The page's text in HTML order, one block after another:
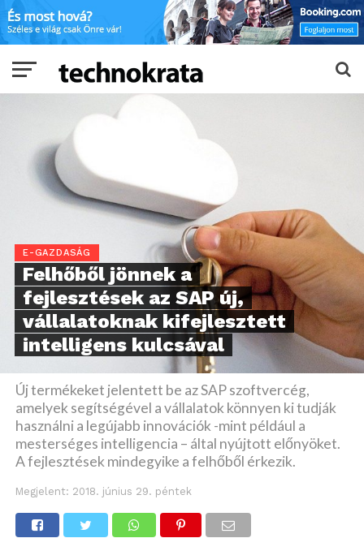
E-GAZDASÁG
Felhőből jönnek a
fejlesztések az SAP új,
vállalatoknak kifejlesztett
intelligens kulcsával
Új termékeket jelentett be az SAP szoftvercég,
amelyek segítségével a vállalatok könnyen ki tudják
használni a legújabb innovációk -mint például a
mesterséges intelligencia – által nyújtott előnyöket.
A fejlesztések mindegyike a felhőből érkezik.
Megjelent: 2018. június 29. péntek